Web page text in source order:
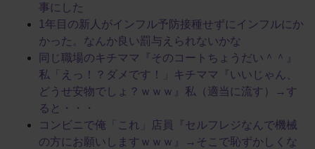
事にした
1年目の新人がインフル予防接種せずにインフルにか
かった。なんか良い罰与えられないかな
同じ職場のキチママ『そのコートちょうだい＾＾』
私「えっ！？ダメです！」キチママ『いいじゃん、
どうせ安物でしょ？ｗｗｗ』私（適当に流す）→す
ると・・・
コンビニで俺「これ」店員『セルフレジなんで機械
の方にお願いしますｗｗｗ』→そこで恥ずかしくな